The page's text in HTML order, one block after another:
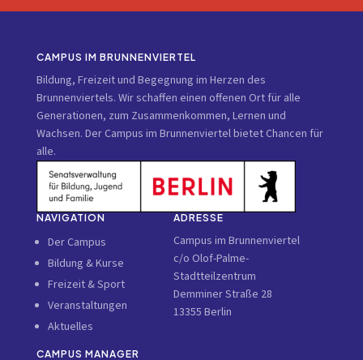
CAMPUS IM BRUNNENVIERTEL
Bildung, Freizeit und Begegnung im Herzen des
Brunnenviertels. Wir schaffen einen offenen Ort für alle
Generationen, zum Zusammenkommen, Lernen und
Wachsen. Der Campus im Brunnenviertel bietet Chancen für
alle.
NAVIGATION
Der Campus
Bildung & Kurse
Freizeit & Sport
Veranstaltungen
Aktuelles
ADRESSE
Campus im Brunnenviertel
c/o Olof-Palme-
Stadtteilzentrum
Demminer Straße 28
13355 Berlin
CAMPUS MANAGER